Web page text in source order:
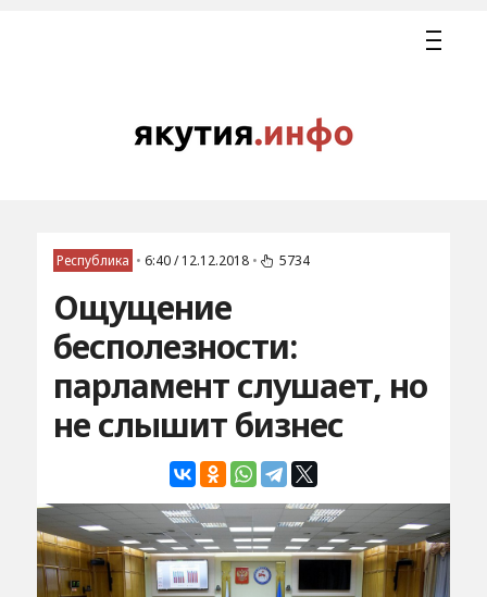
Республика • 6:40 / 12.12.2018 • 5734
Ощущение
бесполезности:
парламент слушает, но
не слышит бизнес